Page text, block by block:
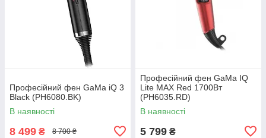
Професійний фен GaMa iQ 3
Black (PH6080.BK)
В наявності
8 499 ₴ 8 700 ₴
Професійний фен GaMa IQ
Lite MAX Red 1700Вт
(PH6035.RD)
В наявності
5 799 ₴